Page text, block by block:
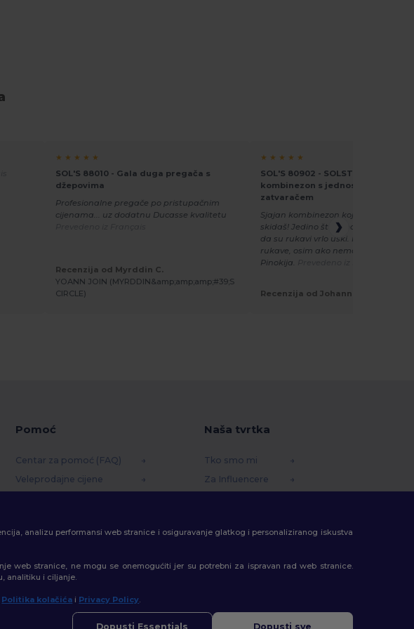
★ ★ ★ ★ ★
SOL'S 88010 - Gala duga pregača s
džepovima
Profesionalne pregače po pristupačnim
cijenama... uz dodatnu Ducasse kvalitetu
Recenzija od Myrddin C.
YOANN JOIN (MYRDDIN&amp;amp;amp;#39;S
CIRCLE)
★ ★ ★ ★ ★
SOL'S 80902 - SOLSTICE PRO
kombinezon s jednostavnim
zatvaračem
Sjajan kombinezon koji se ne
skidaš! Jedino što je pomalo
da su rukavi vrlo uski. Nemoguće je
rukave, osim ako nemaš ruke poput
Pinokija.
Recenzija od Johann S.
Pomoć
Centar za pomoć (FAQ)
Veleprodajne cijene
Metode dostave
Naša tvrtka
Tko smo mi
Za Influencere
analizu performansi web stranice i osiguravanje glatkog i personaliziranog iskustva
web stranice, ne mogu se onemogućiti jer su potrebni za ispravan rad web stranice.
analitiku i ciljanje.
Politika kolačića i Privacy Policy.
Dopusti Essentials Dopusti sve
👋 Pozdrav
Ako imate bilo kakvih pitanja ili nedoumica, možete nas kontaktirati u